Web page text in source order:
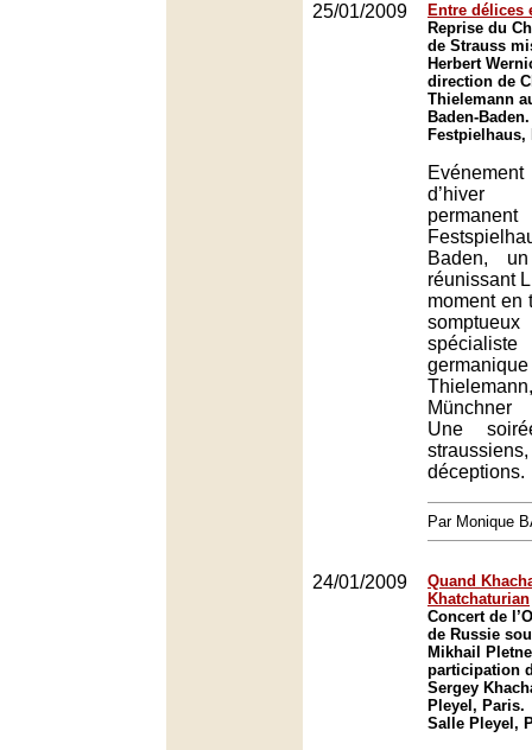
25/01/2009
Entre délices
Reprise du
de Strauss
Herbert
direction de
Thielemann
Baden-Baden.
Festpielhaus,
d’hiver
Baden,
réunissant
moment en
Münchner
Une
déceptions.
Par Monique
24/01/2009
Quand
Khatchaturian
Concert de
de Russie
Mikhail
participation
Sergey
Pleyel, Paris.
Salle Pleyel,